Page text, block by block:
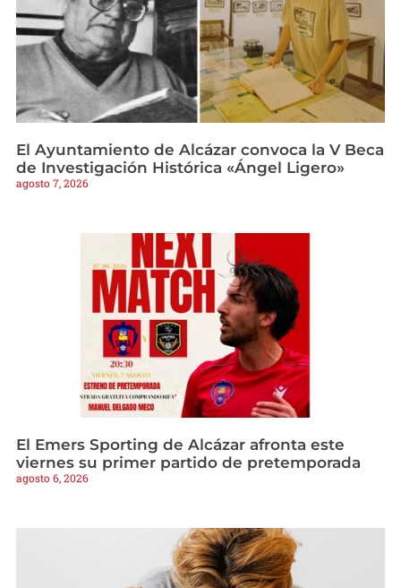
El Ayuntamiento de Alcázar convoca la V Beca
de Investigación Histórica «Ángel Ligero»
agosto 7, 2026
El Emers Sporting de Alcázar afronta este
viernes su primer partido de pretemporada
agosto 6, 2026